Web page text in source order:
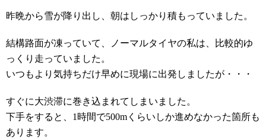
昨晩から雪が降り出し、朝はしっかり積もっていました。
結構路面が凍っていて、ノーマルタイヤの私は、比較的ゆ
っくり走っていました。
いつもより気持ちだけ早めに現場に出発しましたが・・・
すぐに大渋滞に巻き込まれてしまいました。
下手をすると、1時間で500mくらいしか進めなかった箇所も
あります。